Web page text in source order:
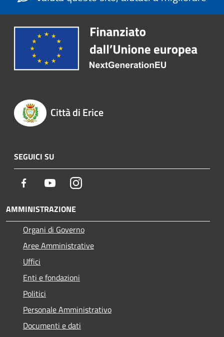
Città di Erice
SEGUICI SU
Facebook YoutubeInstagram
AMMINISTRAZIONE
Organi di Governo
Aree Amministrative
Uffici
Enti e fondazioni
Politici
Personale Amministrativo
Documenti e dati